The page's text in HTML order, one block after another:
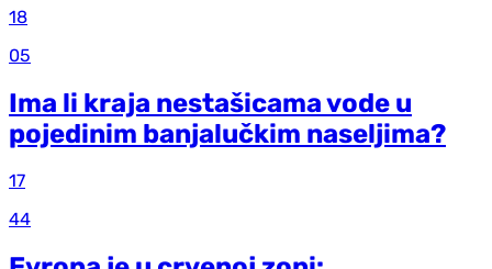
18
05
Ima li kraja nestašicama vode u
pojedinim banjalučkim naseljima?
17
44